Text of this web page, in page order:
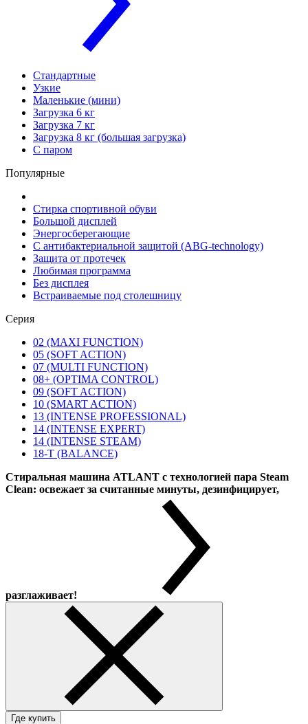
Стандартные
Узкие
Маленькие (мини)
Загрузка 6 кг
Загрузка 7 кг
Загрузка 8 кг (большая загрузка)
С паром
Популярные
Стирка спортивной обуви
Большой дисплей
Энергосберегающие
С антибактериальной защитой (ABG-technology)
Защита от протечек
Любимая программа
Без дисплея
Встраиваемые под столешницу
Серия
02 (MAXI FUNCTION)
05 (SOFT ACTION)
07 (MULTI FUNCTION)
08+ (OPTIMA CONTROL)
09 (SOFT ACTION)
10 (SMART ACTION)
13 (INTENSE PROFESSIONAL)
14 (INTENSE EXPERT)
14 (INTENSE STEAM)
18-T (BALANCE)
Стиральная машина ATLANT с технологией пара Steam
Clean: освежает за считанные минуты, дезинфицирует,
разглаживает!
Где купить